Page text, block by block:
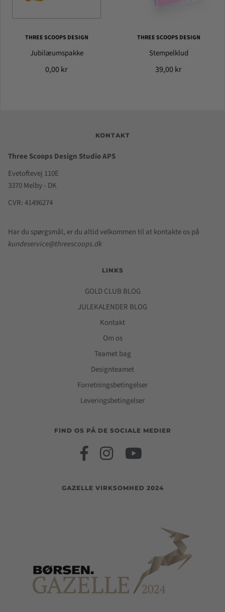
THREE SCOOPS DESIGN
Jubilæumspakke
0,00 kr
THREE SCOOPS DESIGN
Stempelklud
39,00 kr
KONTAKT
Three Scoops Design Studio APS
Evetoftevej 110E
3370 Melby - DK
CVR: 41496274
Har du spørgsmål, er du altid velkommen til at kontakte os på
kundeservice@threescoops.dk
LINKS
GOLD CLUB BLOG
JULEKALENDER BLOG
Kontakt
Om os
Teamet bag
Designteamet
Forretningsbetingelser
Leveringsbetingelser
FIND OS PÅ DE SOCIALE MEDIER
GAZELLE VIRKSOMHED 2024